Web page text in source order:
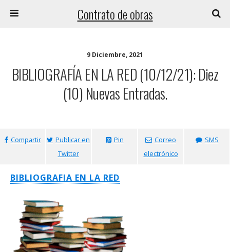
Contrato de obras
9 Diciembre, 2021
BIBLIOGRAFÍA EN LA RED (10/12/21): Diez
(10) Nuevas Entradas.
Compartir
Publicar en
Twitter
Pin
Correo
electrónico
SMS
BIBLIOGRAFIA EN LA RED